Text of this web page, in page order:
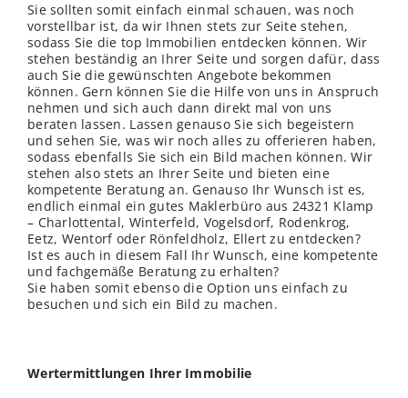
Sie sollten somit einfach einmal schauen, was noch
vorstellbar ist, da wir Ihnen stets zur Seite stehen,
sodass Sie die top Immobilien entdecken können. Wir
stehen beständig an Ihrer Seite und sorgen dafür, dass
auch Sie die gewünschten Angebote bekommen
können. Gern können Sie die Hilfe von uns in Anspruch
nehmen und sich auch dann direkt mal von uns
beraten lassen. Lassen genauso Sie sich begeistern
und sehen Sie, was wir noch alles zu offerieren haben,
sodass ebenfalls Sie sich ein Bild machen können. Wir
stehen also stets an Ihrer Seite und bieten eine
kompetente Beratung an. Genauso Ihr Wunsch ist es,
endlich einmal ein gutes Maklerbüro aus 24321 Klamp
– Charlottental, Winterfeld, Vogelsdorf, Rodenkrog,
Eetz, Wentorf oder Rönfeldholz, Ellert zu entdecken?
Ist es auch in diesem Fall Ihr Wunsch, eine kompetente
und fachgemäße Beratung zu erhalten?
Sie haben somit ebenso die Option uns einfach zu
besuchen und sich ein Bild zu machen.
Wertermittlungen Ihrer Immobilie